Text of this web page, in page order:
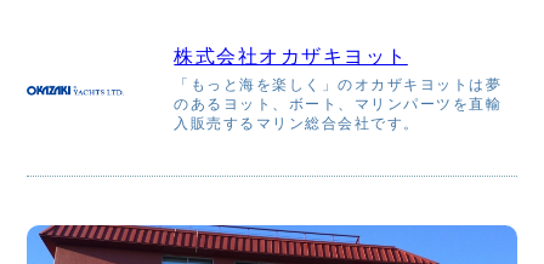
株式会社オカザキヨット
「もっと海を楽しく」のオカザキヨットは夢
のあるヨット、ボート、マリンパーツを直輸
入販売するマリン総合会社です。